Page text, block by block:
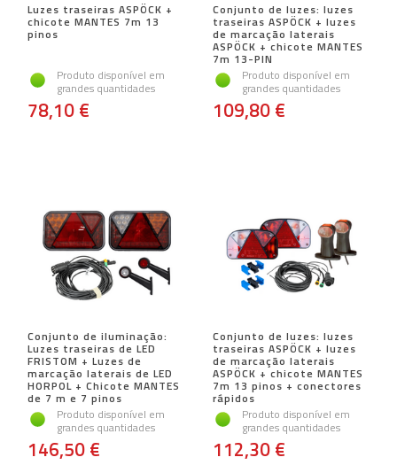
Luzes traseiras ASPÖCK +
chicote MANTES 7m 13
pinos
Produto disponível em
grandes quantidades
78,10 €
Conjunto de luzes: luzes
traseiras ASPÖCK + luzes
de marcação laterais
ASPÖCK + chicote MANTES
7m 13-PIN
Produto disponível em
grandes quantidades
109,80 €
Conjunto de iluminação:
Luzes traseiras de LED
FRISTOM + Luzes de
marcação laterais de LED
HORPOL + Chicote MANTES
de 7 m e 7 pinos
Produto disponível em
grandes quantidades
146,50 €
Conjunto de luzes: luzes
traseiras ASPÖCK + luzes
de marcação laterais
ASPÖCK + chicote MANTES
7m 13 pinos + conectores
rápidos
Produto disponível em
grandes quantidades
112,30 €